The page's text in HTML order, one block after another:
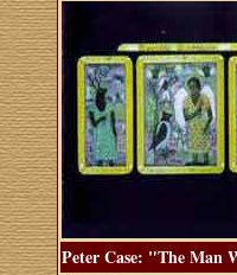
Peter Case: "The Man